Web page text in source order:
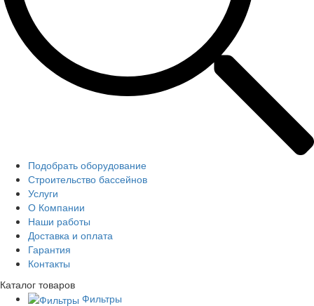
Подобрать оборудование
Строительство бассейнов
Услуги
О Компании
Наши работы
Доставка и оплата
Гарантия
Контакты
Каталог товаров
Фильтры